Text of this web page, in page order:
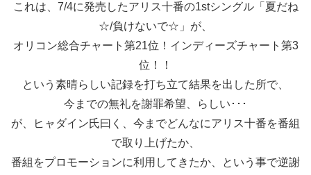
これは、7/4に発売したアリス十番の1stシングル「夏だね
☆/負けないで☆」が、
オリコン総合チャート第21位！インディーズチャート第3
位！！
という素晴らしい記録を打ち立て結果を出した所で、
今までの無礼を謝罪希望、らしい･･･
が、ヒャダイン氏曰く、今までどんなにアリス十番を番組
で取り上げたか、
番組をプロモーションに利用してきたか、という事で逆謝